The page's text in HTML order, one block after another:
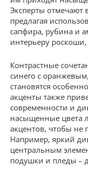
Эксперты отмечают
предлагая
сапфира, рубина и
интерьеру
Контрастные
синего с
становятся
акценты также
современности и
насыщенные цвета
акцентов, чтобы не
Например, яркий
центральным
подушки и пледы –